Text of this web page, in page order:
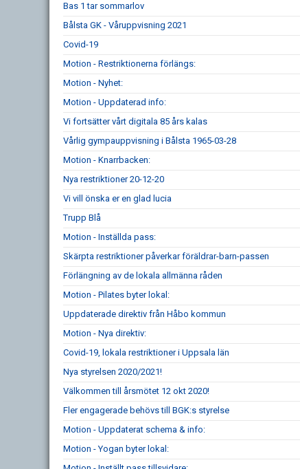
Bas 1 tar sommarlov
Bålsta GK - Våruppvisning 2021
Covid-19
Motion - Restriktionerna förlängs:
Motion - Nyhet:
Motion - Uppdaterad info:
Vi fortsätter vårt digitala 85 års kalas
Vårlig gympauppvisning i Bålsta 1965-03-28
Motion - Knarrbacken:
Nya restriktioner 20-12-20
Vi vill önska er en glad lucia
Trupp Blå
Motion - Inställda pass:
Skärpta restriktioner påverkar föräldrar-barn-passen
Förlängning av de lokala allmänna råden
Motion - Pilates byter lokal:
Uppdaterade direktiv från Håbo kommun
Motion - Nya direktiv:
Covid-19, lokala restriktioner i Uppsala län
Nya styrelsen 2020/2021!
Välkommen till årsmötet 12 okt 2020!
Fler engagerade behövs till BGK:s styrelse
Motion - Uppdaterat schema & info:
Motion - Yogan byter lokal: